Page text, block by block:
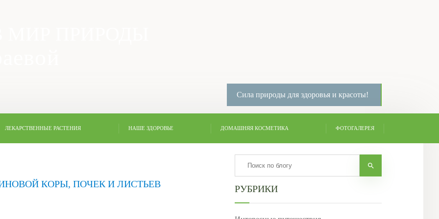
Сила природы для здоровья и красоты!
ЛЕКАРСТВЕННЫЕ РАСТЕНИЯ НАШЕ ЗДОРОВЬЕ ДОМАШНЯЯ КОСМЕТИКА ФОТОГАЛЕРЕЯ
КОРЫ, ПОЧЕК И ЛИСТЬЕВ РУБРИКИ